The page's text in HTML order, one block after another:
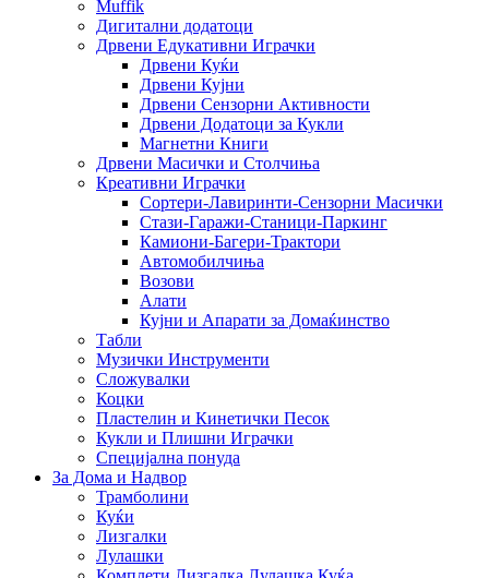
Muffik
Дигитални додатоци
Дрвени Едукативни Играчки
Дрвени Куќи
Дрвени Кујни
Дрвени Сензорни Активности
Дрвени Додатоци за Кукли
Магнетни Книги
Дрвени Масички и Столчиња
Креативни Играчки
Сортери-Лавиринти-Сензорни Масички
Стази-Гаражи-Станици-Паркинг
Камиони-Багери-Трактори
Автомобилчиња
Возови
Алати
Кујни и Апарати за Домаќинство
Табли
Музички Инструменти
Сложувалки
Коцки
Пластелин и Кинетички Песок
Кукли и Плишни Играчки
Специјална понуда
За Дома и Надвор
Трамболини
Куќи
Лизгалки
Лулашки